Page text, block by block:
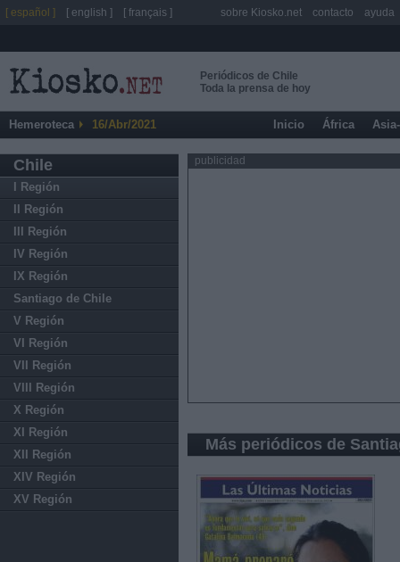
Periódicos de Chile
Toda la prensa de hoy
Hemeroteca 16/Abr/2021 Inicio África
Chile
I Región
II Región
III Región
IV Región
IX Región
Santiago de Chile
V Región
VI Región
VII Región
VIII Región
X Región
XI Región
XII Región
XIV Región
XV Región
publicidad
Más periódicos de
[ español ] [ english ] [ français ] sobre Kiosko.net contacto ayuda